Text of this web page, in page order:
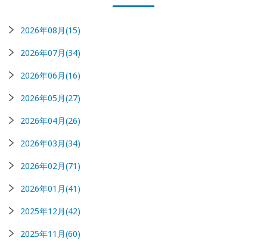
2026年08月(15)
2026年07月(34)
2026年06月(16)
2026年05月(27)
2026年04月(26)
2026年03月(34)
2026年02月(71)
2026年01月(41)
2025年12月(42)
2025年11月(60)